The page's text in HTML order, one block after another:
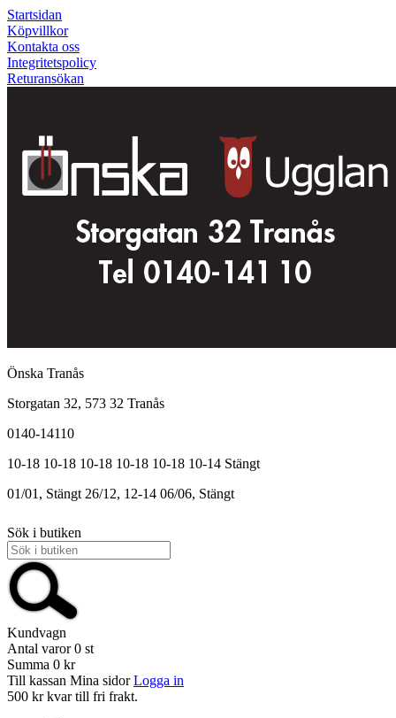
Startsidan
Köpvillkor
Kontakta oss
Integritetspolicy
Returansökan
Önska Tranås
Storgatan 32, 573 32 Tranås
0140-14110
10-18 10-18 10-18 10-18 10-18 10-14 Stängt
01/01, Stängt 26/12, 12-14 06/06, Stängt
Sök i butiken
Kundvagn
Antal varor 0 st
Summa 0 kr
Till kassan Mina sidor Logga in
500 kr kvar till fri frakt.